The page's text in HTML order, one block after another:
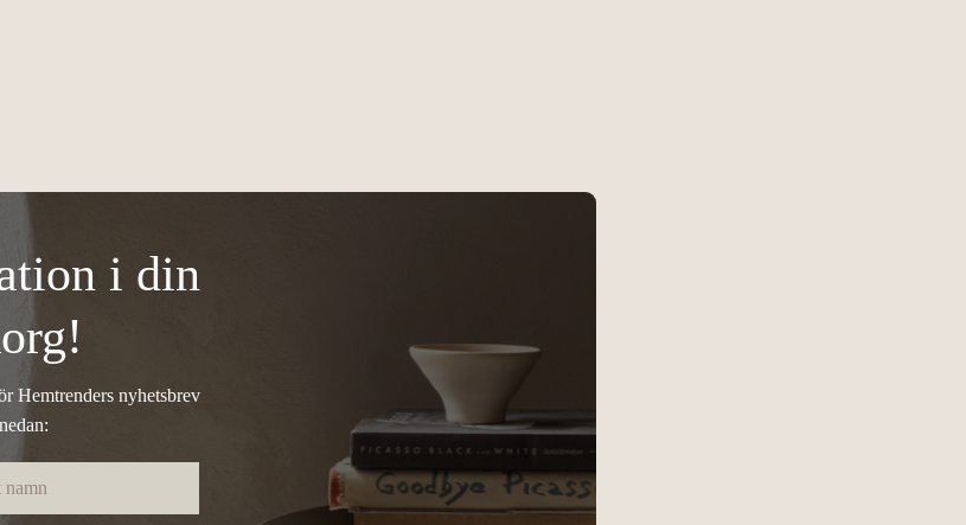
i din
Hemtrenders nyhetsbrev